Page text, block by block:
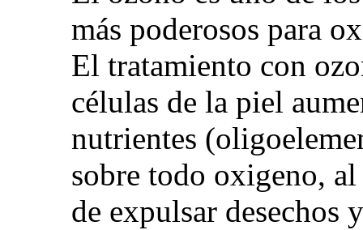
más poderosos para
El tratamiento con
células de la piel
nutrientes
sobre todo oxigeno,
de expulsar